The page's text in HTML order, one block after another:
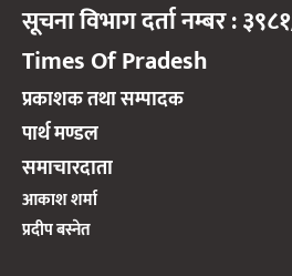
सूचना विभाग दर्ता नम्बर :
Times Of Pradesh
प्रकाशक तथा सम्पादक
पार्थ मण्डल
समाचारदाता
आकाश शर्मा
प्रदीप बस्नेत